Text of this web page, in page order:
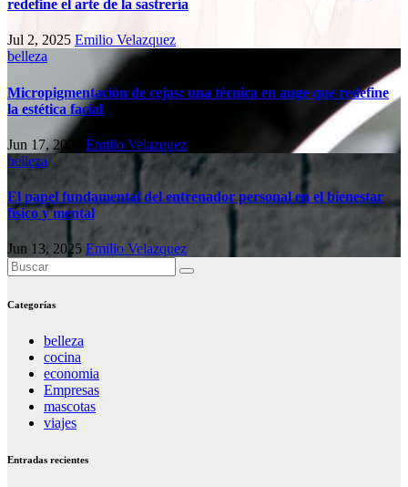
redefine el arte de la sastrería
Jul 2, 2025 Emilio Velazquez
belleza
Micropigmentación de cejas: una técnica en auge que redefine
la estética facial
Jun 17, 2025 Emilio Velazquez
belleza
El papel fundamental del entrenador personal en el bienestar
físico y mental
Jun 13, 2025 Emilio Velazquez
Categorías
belleza
cocina
economia
Empresas
mascotas
viajes
Entradas recientes